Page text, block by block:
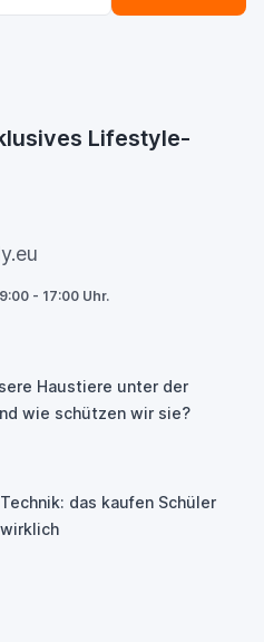
Lifestyle-
- 17:00 Uhr.
Haustiere unter der
wie schützen wir sie?
das kaufen Schüler